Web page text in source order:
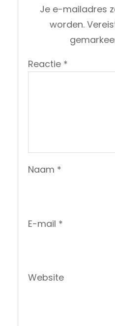
Je e-mailadres
worden.
Reactie *
Naam *
E-mail *
Website